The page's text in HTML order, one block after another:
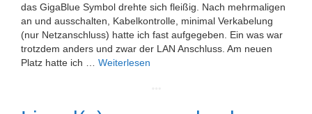
das GigaBlue Symbol drehte sich fleißig. Nach mehrmaligen
an und ausschalten, Kabelkontrolle, minimal Verkabelung
(nur Netzanschluss) hatte ich fast aufgegeben. Ein was war
trotzdem anders und zwar der LAN Anschluss. Am neuen
Platz hatte ich … Weiterlesen